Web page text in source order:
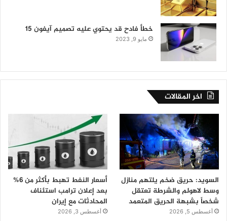
خطأ فادح قد يحتوي عليه تصميم آيفون 15
مايو 9, 2023
اخر المقالات
السويد: حريق ضخم يلتهم منازل
وسط لاهولم والشرطة تعتقل
شخصاً بشبهة الحريق المتعمد
أغسطس 5, 2026
أسعار النفط تهبط بأكثر من 6%
بعد إعلان ترامب استئناف
المحادثات مع إيران
أغسطس 3, 2026